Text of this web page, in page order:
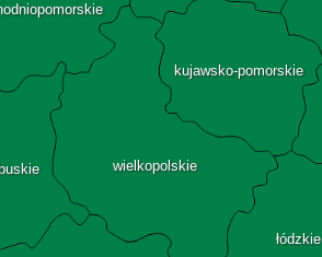
wielkopolskie
kujawsko-pomorskie
łódzkie